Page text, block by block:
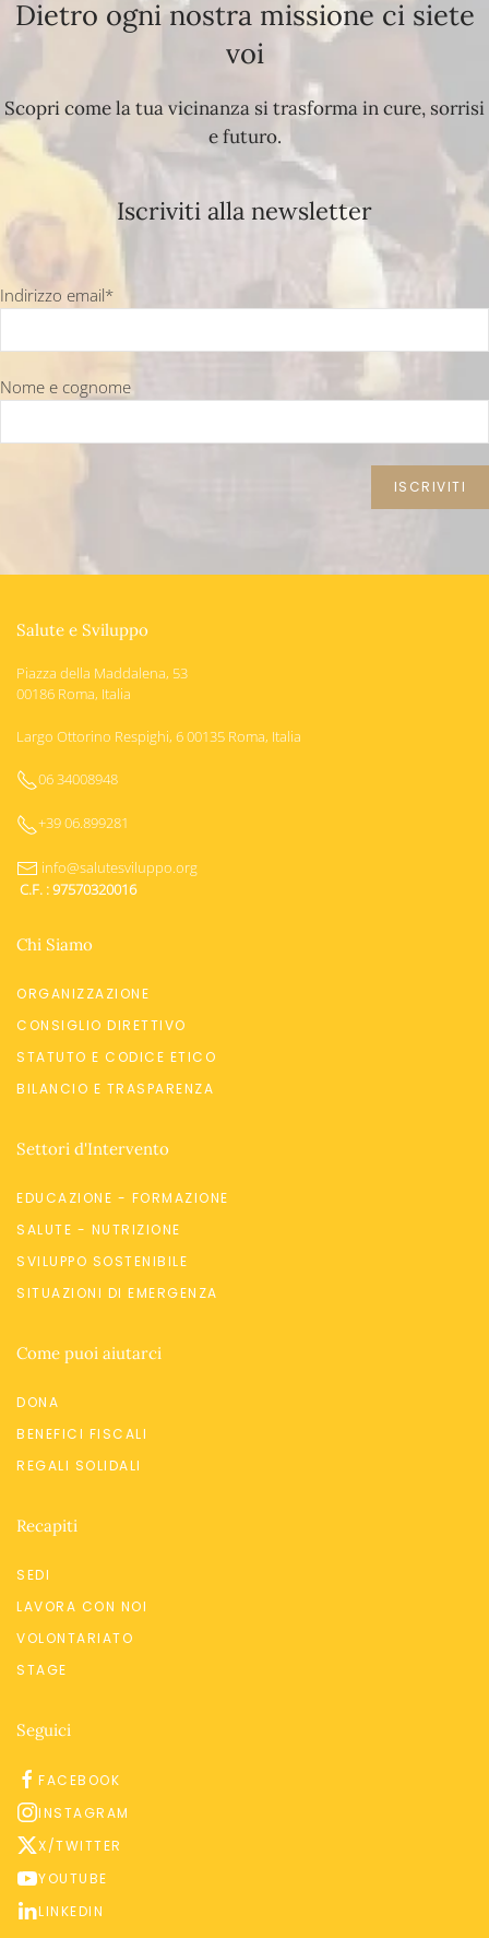
Dietro ogni nostra missione ci siete
voi
Scopri come la tua vicinanza si trasforma in cure, sorrisi
e futuro.
Iscriviti alla newsletter
Indirizzo email*
Nome e cognome
Salute e Sviluppo
Piazza della Maddalena, 53
00186 Roma, Italia
Largo Ottorino Respighi, 6 00135 Roma, Italia
06 34008948
+39 06.899281
info@salutesviluppo.org
C.F. : 97570320016
Chi Siamo
ORGANIZZAZIONE
CONSIGLIO DIRETTIVO
STATUTO E CODICE ETICO
BILANCIO E TRASPARENZA
Settori d'Intervento
EDUCAZIONE - FORMAZIONE
SALUTE - NUTRIZIONE
SVILUPPO SOSTENIBILE
SITUAZIONI DI EMERGENZA
Come puoi aiutarci
DONA
BENEFICI FISCALI
REGALI SOLIDALI
Recapiti
SEDI
LAVORA CON NOI
VOLONTARIATO
STAGE
Seguici
FACEBOOK
INSTAGRAM
X/TWITTER
YOUTUBE
LINKEDIN